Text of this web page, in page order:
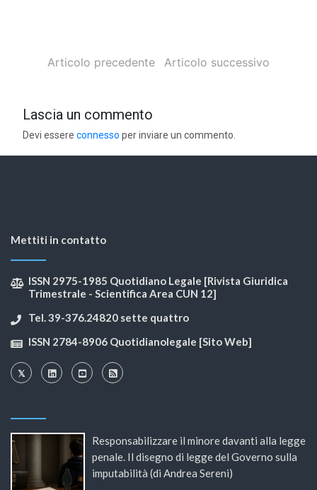
Articolo precedente Articolo successivo
Lascia un commento
Devi essereconnesso per inviare un commento.
Mettiti in contatto
ISSN 2975-1985 Quotidiano Legale [Rivista Giuridica
Trimestrale - Scientifica Area CUN 12]
Tel. 39-376.24820 sette quattro
ISSN 2784-8906 Quotidianolegale [Sito Web]
Responsabilizzare il minore davanti alla legge
penale. Il disegno di legge del Governo sulla
imputabilità (di Andrea Sereni)